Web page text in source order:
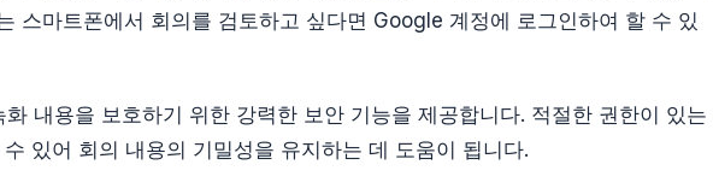
스마트폰에서 회의를 검토하고 싶다면 Google 계정에 로그인하여 할 수 있
내용을 보호하기 위한 강력한 보안 기능을 제공합니다. 적절한 권한이 있는
있어 회의 내용의 기밀성을 유지하는 데 도움이 됩니다.